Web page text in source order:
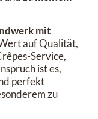
mit
auf Qualität,
Service,
ist es,
perfekt
zu